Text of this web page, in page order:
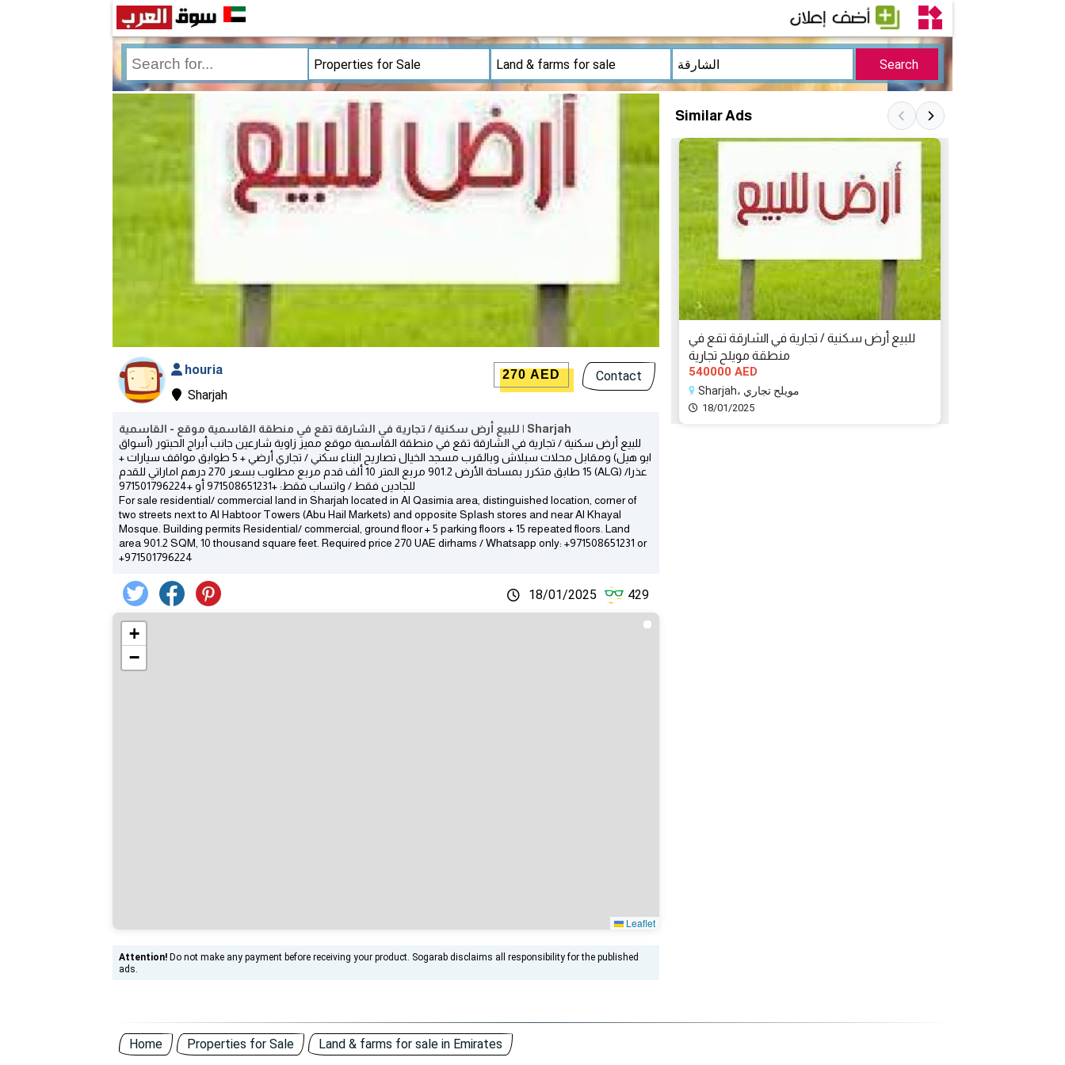
houria
Sharjah
270 AED Contact
للبيع أرض سكنية / تجارية في الشارقة تقع في منطقة القاسمية موقع - القاسمية | Sharjah
للبيع أرض سكنية / تجارية في الشارقة تقع في منطقة القاسمية موقع مميز زاوية شارعين جانب أبراج الحبتور (أسواق
ابو هيل) ومقابل محلات سبلاش وبالقرب مسجد الخيال تصاريح البناء سكني / تجاري أرضي + 5 طوابق مواقف سيارات +
15 طابق متكرر بمساحة الأرض 901.2 مربع المتر 10 ألف قدم مربع مطلوب بسعر 270 درهم اماراتي للقدم (ALG) عذرا/
للجادين فقط​ / واتساب فقط: +971508651231 أو +971501796224
For sale residential/ commercial land in Sharjah located in Al Qasimia area, distinguished location, corner of
two streets next to Al Habtoor Towers (Abu Hail Markets) and opposite Splash stores and near Al Khayal
Mosque. Building permits Residential/ commercial, ground floor + 5 parking floors + 15 repeated floors. Land
area 901.2 SQM, 10 thousand square feet. Required price 270 UAE dirhams​ / Whatsapp only: +971508651231 or
+971501796224
18/01/2025 429
+
−
Leaflet
Attention! Do not make any payment before receiving your product. Sogarab disclaims all responsibility for the published
ads.
Similar Ads
للبيع أرض سكنية / تجارية في الشارقة تقع في
منطقة مويلح تجارية
540000 AED
Sharjah، مويلح تجاري
18/01/2025
Home Properties for Sale Land & farms for sale in Emirates